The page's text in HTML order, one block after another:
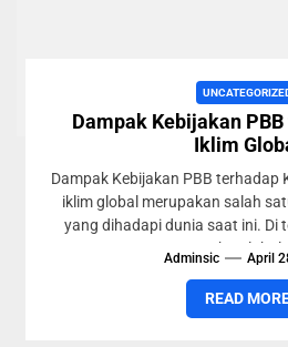
Dampak Kebijakan
Iklim
Dampak Kebijakan PBB terhadap
iklim global merupakan salah
yang dihadapi dunia saat ini. Di
suhu global...
Adminsic April
READ